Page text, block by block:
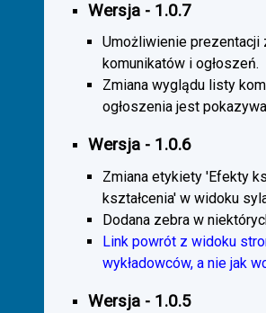
Wersja - 1.0.7
Umożliwienie prezentacji
komunikatów i ogłoszeń.
Zmiana wyglądu listy
ogłoszenia jest
Wersja - 1.0.6
Zmiana etykiety 'Efekty
kształcenia' w widoku
Dodana zebra w
Link powrót z widoku
wykładowców, a nie jak
Wersja - 1.0.5